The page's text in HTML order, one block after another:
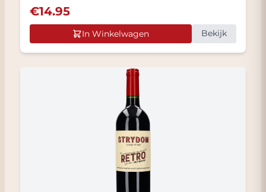
€14.95
In Winkelwagen Bekijk